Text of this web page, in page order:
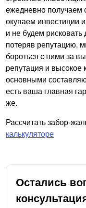
ежедневно получаем
окупаем инвестиции
и не будем рисковать
потеряв репутацию,
бороться с ними за
репутация и высокое
основными
есть ваша главная
же.
Рассчитать забор-
калькуляторе
Остались